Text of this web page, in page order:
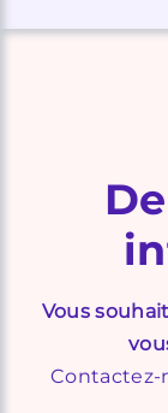
Vous
Contactez-